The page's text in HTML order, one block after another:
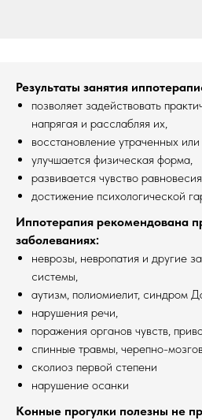
Результаты занятия
позволяет задействовать
напрягая и расслабляя их,
восстановление утраченных
улучшается физическая форма,
развивается чувство
достижение психологической
Иппотерапия рекомендована
заболеваниях:
неврозы, невропатия и другие
системы,
аутизм, полиомиелит, синдром
нарушения речи,
поражения органов чувств,
спинные травмы, черепно-
сколиоз первой степени
нарушение осанки
Конные прогулки полезны не